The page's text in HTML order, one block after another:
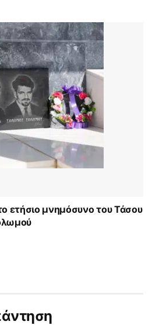
ετήσιο μνημόσυνο του Τάσου